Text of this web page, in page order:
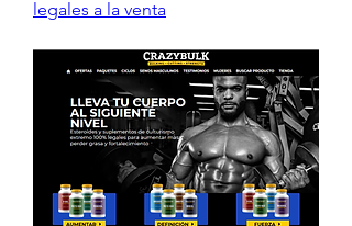
legales a la venta